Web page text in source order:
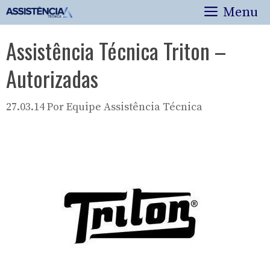
Pular
para
conteúdo
Menu
Assistência Técnica Triton –
Autorizadas
27.03.14PorEquipe Assistência Técnica